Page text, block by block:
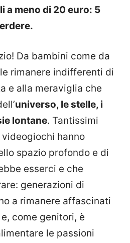
a meno di 20 euro: 5
Da bambini come da
rimanere indifferenti di
e alla meraviglia che
universo, le stelle, i
lontane. Tantissimi
hanno
spazio profondo e di
esserci e che
generazioni di
a rimanere affascinati
come genitori, è
le passioni